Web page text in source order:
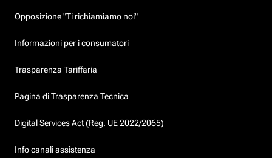
Opposizione "Ti richiamiamo noi"
Informazioni per i consumatori
Trasparenza Tariffaria
Pagina di Trasparenza Tecnica
Digital Services Act (Reg. UE 2022/2065)
Info canali assistenza